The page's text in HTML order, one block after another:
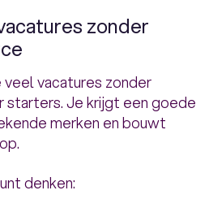
zonder
vacatures zonder
starters. Je krijgt een goede
merken en bouwt
denken: